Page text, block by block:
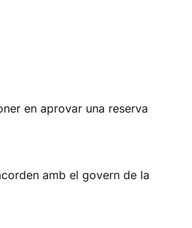
en aprovar una reserva
amb el govern de la